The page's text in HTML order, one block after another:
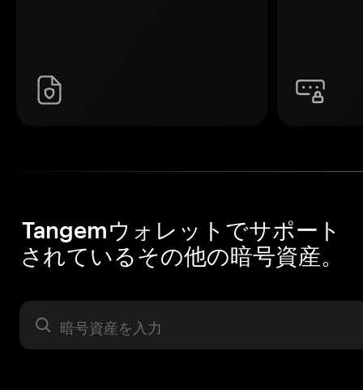
Tangemウォレットでサポート
されているその他の暗号資産。
暗号資産